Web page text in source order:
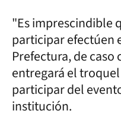
"Es imprescindible
participar efectúen
Prefectura, de
entregará el
participar del
institución.